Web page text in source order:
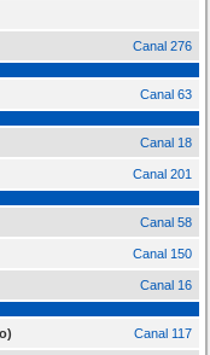
Canal 276
Canal 63
Canal 18
Canal 201
Canal 58
Canal 150
Canal 16
Canal 117